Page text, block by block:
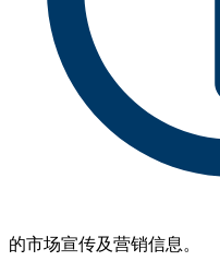
的市场宣传及营销信息。